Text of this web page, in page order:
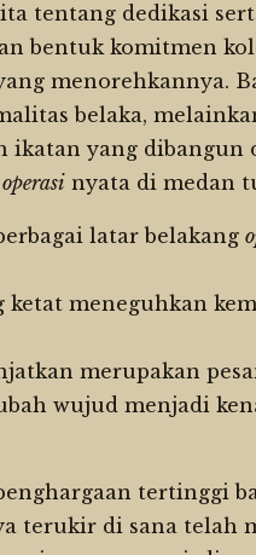
tentang dedikasi
bentuk komitmen
menorehkannya.
belaka,
ikatan yang dibangun
operasi nyata di medan
latar belakang
ketat meneguhkan
merupakan
wujud menjadi
tertinggi
terukir di sana telah